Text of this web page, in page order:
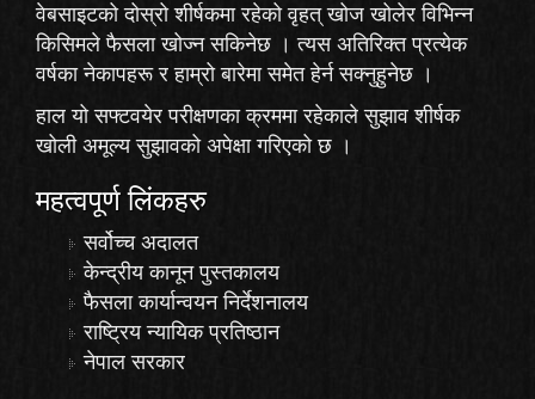
वेबसाइटको दोस्रो शीर्षकमा रहेकोवृहत् खोज खोलेर विभिन्न
किसिमले फैसला खोज्न सकिनेछ । त्यस अतिरिक्त प्रत्येक
वर्षका नेकापहरू र हाम्रो बारेमा समेत हेर्न सक्नुहुनेछ ।
हाल यो सफ्टवयेर परीक्षणका क्रममा रहेकालेसुझाव शीर्षक
खोली अमूल्य सुझावको अपेक्षा गरिएको छ ।
महत्वपूर्ण लिंकहरु
सर्वोच्च अदालत
केन्द्रीय कानून पुस्तकालय
फैसला कार्यान्वयन निर्देशनालय
राष्ट्रिय न्यायिक प्रतिष्ठान
नेपाल सरकार